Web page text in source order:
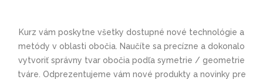
Kurz vám poskytne všetky dostupné nové technológie a
metódy v oblasti obočia. Naučíte sa precízne a dokonalo
vytvoriť správny tvar obočia podľa symetrie / geometrie
tváre. Odprezentujeme vám nové produkty a novinky pre